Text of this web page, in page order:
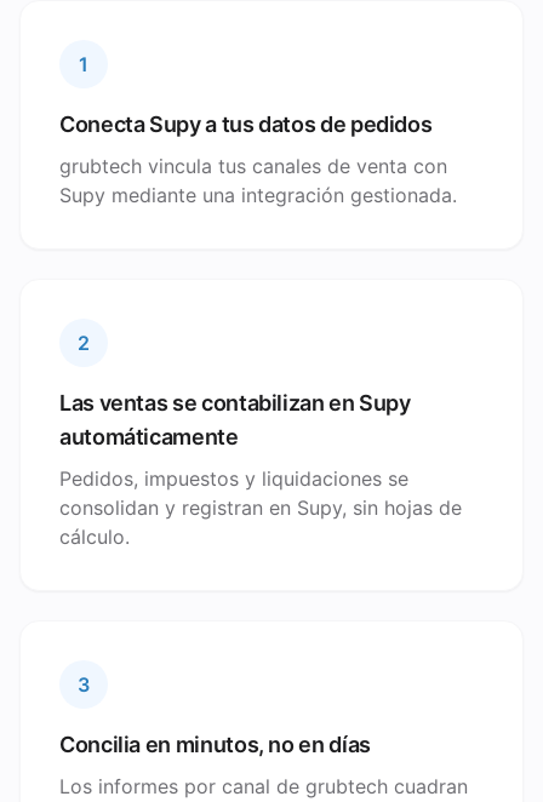
1
Conecta Supy a tus datos de pedidos
grubtech vincula tus canales de venta con
Supy mediante una integración gestionada.
2
Las ventas se contabilizan en Supy
automáticamente
Pedidos, impuestos y liquidaciones se
consolidan y registran en Supy, sin hojas de
cálculo.
3
Concilia en minutos, no en días
Los informes por canal de grubtech cuadran